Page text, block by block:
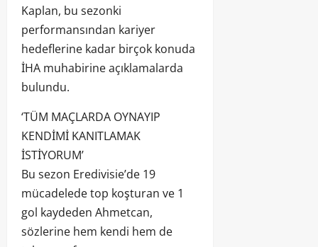
Kaplan, bu sezonki
performansından kariyer
hedeflerine kadar birçok konuda
İHA muhabirine açıklamalarda
bulundu.
‘TÜM MAÇLARDA OYNAYIP
KENDİMİ KANITLAMAK
İSTİYORUM’
Bu sezon Eredivisie’de 19
mücadelede top koşturan ve 1
gol kaydeden Ahmetcan,
sözlerine hem kendi hem de